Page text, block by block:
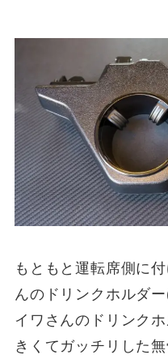
もともと運転席側に
んのドリンクホルダ
イワさんのドリンク
きくてガッチリした